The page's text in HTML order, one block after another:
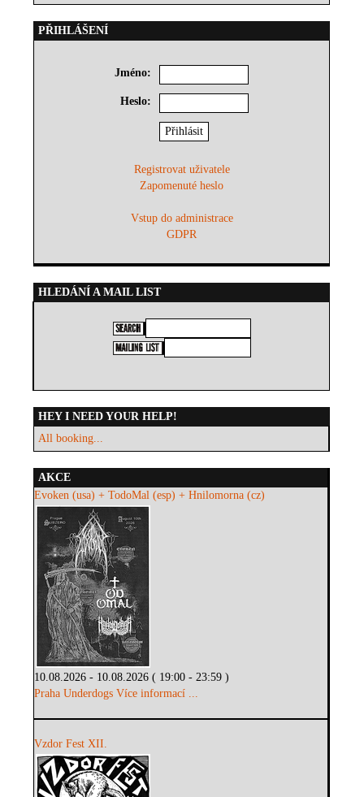
PŘIHLÁŠENÍ
Jméno:
Heslo:
Registrovat uživatele
Zapomenuté heslo
Vstup do administrace
GDPR
HLEDÁNÍ A MAIL LIST
HEY I NEED YOUR HELP!
All booking...
AKCE
Evoken (usa) + TodoMal (esp) + Hnilomorna (cz)
10.08.2026 - 10.08.2026 ( 19:00 - 23:59 )
Praha Underdogs Více informací ...
Vzdor Fest XII.